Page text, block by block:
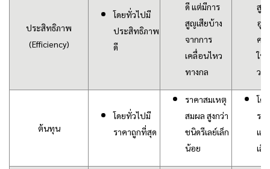
ประสิทธิภาพ
(Efficiency)
โดยทั่วไปมี
ประสิทธิภาพ
ดี
ดี แต่มีการ
สูญเสียบ้าง
จากการ
เคลื่อนไหว
ทางกล
สูง
อุป
คอ
ใน
วง
ต้นทุน
โดยทั่วไปมี
ราคาถูกที่สุด
ราคาสมเหตุ
สมผล สูงกว่า
ชนิดรีเลย์เล็ก
น้อย
โด
รา
แบ
เล็